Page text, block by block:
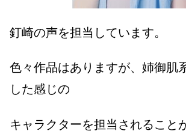
釘崎の声を担当しています。
色々作品はありますが、姉御肌
した感じの
キャラクターを担当されること